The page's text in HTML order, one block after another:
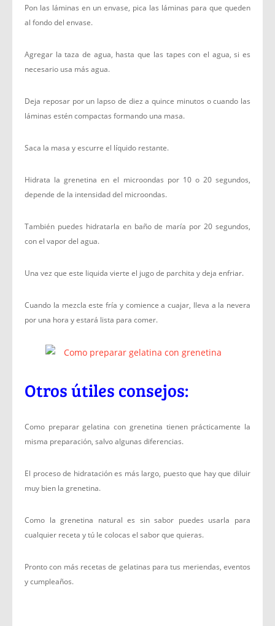
Pon las láminas en un envase, pica las láminas para que queden
al fondo del envase.
Agregar la taza de agua, hasta que las tapes con el agua, si es
necesario usa más agua.
Deja reposar por un lapso de diez a quince minutos o cuando las
láminas estén compactas formando una masa.
Saca la masa y escurre el líquido restante.
Hidrata la grenetina en el microondas por 10 o 20 segundos,
depende de la intensidad del microondas.
También puedes hidratarla en baño de maría por 20 segundos,
con el vapor del agua.
Una vez que este liquida vierte el jugo de parchita y deja enfriar.
Cuando la mezcla este fría y comience a cuajar, lleva a la nevera
por una hora y estará lista para comer.
Otros útiles consejos:
Como preparar gelatina con grenetina tienen prácticamente la
misma preparación, salvo algunas diferencias.
El proceso de hidratación es más largo, puesto que hay que diluir
muy bien la grenetina.
Como la grenetina natural es sin sabor puedes usarla para
cualquier receta y tú le colocas el sabor que quieras.
Pronto con más recetas de gelatinas para tus meriendas, eventos
y cumpleaños.